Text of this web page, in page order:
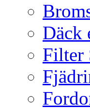
Däck
Filter